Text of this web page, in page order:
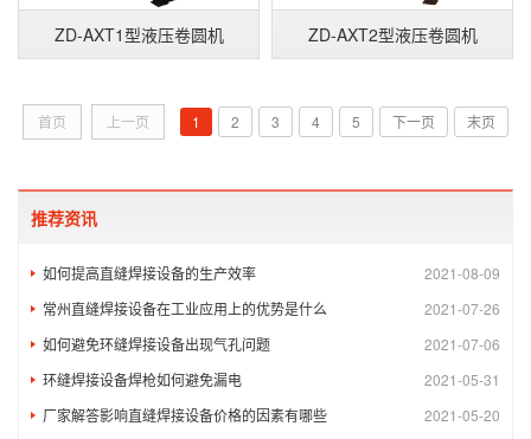
ZD-AXT1型液压卷圆机 ZD-AXT2型液压卷圆机
首页 上一页 1 2 3 4 5 下一页 末页
推荐资讯
2021-08-09
如何提高直缝焊接设备的生产效率
2021-07-26
常州直缝焊接设备在工业应用上的优势是什么
2021-07-06
如何避免环缝焊接设备出现气孔问题
2021-05-31
环缝焊接设备焊枪如何避免漏电
2021-05-20
厂家解答影响直缝焊接设备价格的因素有哪些